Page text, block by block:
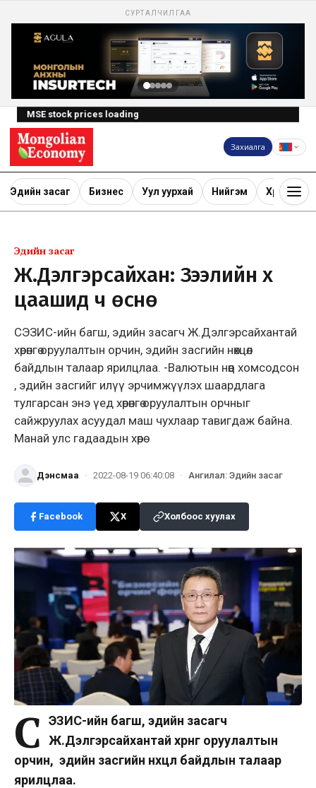
СУРТАЛЧИЛГАА
MSE stock prices loading
Захиалга
Эдийн засаг Бизнес Уул уурхай Нийгэм Хөрөнгө
Эдийн засаг
Ж.Дэлгэрсайхан: Зээлийн хүү
цаашид ч өснө
СЭЗИС-ийн багш, эдийн засагч Ж.Дэлгэрсайхантай
хөрөнгө оруулалтын орчин, эдийн засгийн нөхцөл
байдлын талаар ярилцлаа. -Валютын нөөц хомсодсон
, эдийн засгийг илүү эрчимжүүлэх шаардлага
тулгарсан энэ үед хөрөнгө оруулалтын орчныг
сайжруулах асуудал маш чухлаар тавигдаж байна.
Манай улс гадаадын хөрө
Дэнсмаа · 2022-08-19 06:40:08 · Ангилал: Эдийн засаг
Facebook X Холбоос хуулах
С ЭЗИС-ийн багш, эдийн засагч
Ж.Дэлгэрсайхантай хөрөнгө оруулалтын
орчин, эдийн засгийн нөхцөл байдлын талаар
ярилцлаа.